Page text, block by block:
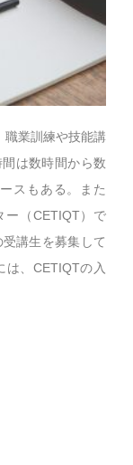
職業訓練や技能講
は数時間から数
スもある。また
ー（CETIQT）で
講生を募集して
は、CETIQTの入